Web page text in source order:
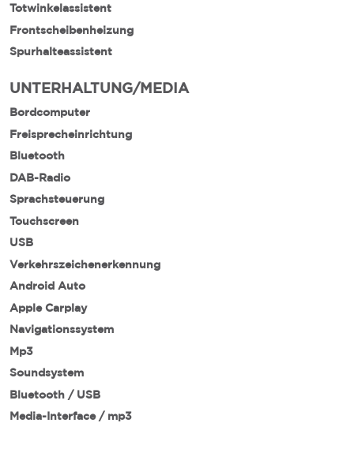
Totwinkelassistent
Frontscheibenheizung
Spurhalteassistent
UNTERHALTUNG/MEDIA
Bordcomputer
Freisprecheinrichtung
Bluetooth
DAB-Radio
Sprachsteuerung
Touchscreen
USB
Verkehrszeichenerkennung
Android Auto
Apple Carplay
Navigationssystem
Mp3
Soundsystem
Bluetooth / USB
Media-Interface / mp3